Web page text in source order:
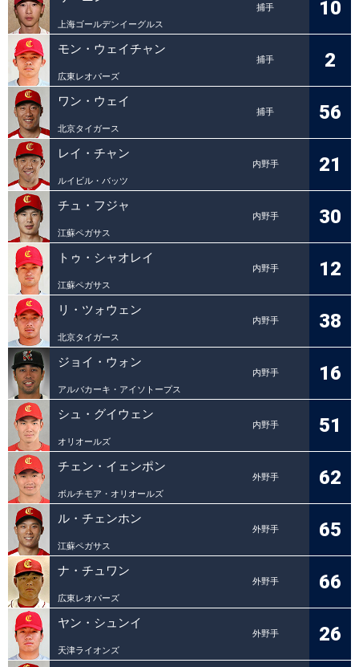
捕手
上海ゴールデンイーグルス
10
モン・ウェイチャン
捕手
広東レオパーズ
2
ワン・ウェイ
捕手
北京タイガース
56
レイ・チャン
内野手
ルイビル・バッツ
21
チュ・フジャ
内野手
江蘇ペガサス
30
トゥ・シャオレイ
内野手
江蘇ペガサス
12
リ・ツォウェン
内野手
北京タイガース
38
ジョイ・ウォン
内野手
アルバカーキ・アイソトープス
16
シュ・グイウェン
内野手
オリオールズ
51
チェン・イェンポン
外野手
ボルチモア・オリオールズ
62
ル・チェンホン
外野手
江蘇ペガサス
65
ナ・チュワン
外野手
広東レオパーズ
66
ヤン・シュンイ
外野手
天津ライオンズ
26